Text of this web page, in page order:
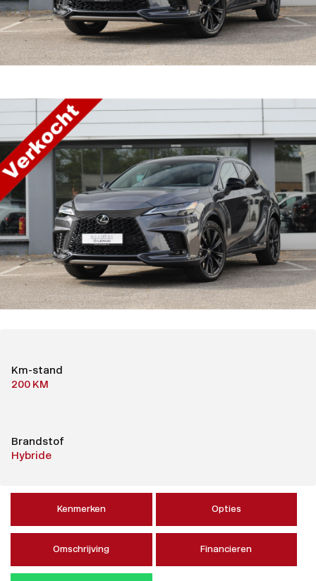
Km-stand
200 KM
Brandstof
Hybride
Kenmerken Opties
Omschrijving Financieren